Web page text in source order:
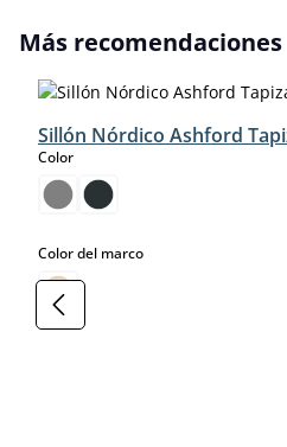
Omitir la galería de productos
Más recomendaciones
Sillón Nórdico Ashford
Colorselect
Color del marcoselect